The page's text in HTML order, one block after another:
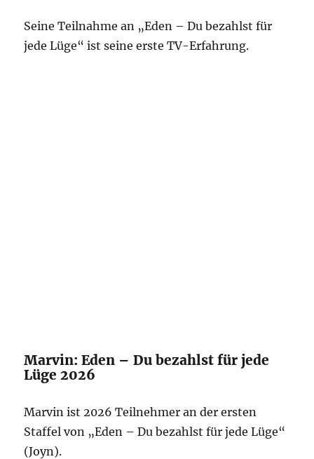
Seine Teilnahme an „Eden – Du bezahlst für
jede Lüge“ ist seine erste TV-Erfahrung.
Marvin: Eden – Du bezahlst für jede
Lüge 2026
Marvin ist 2026 Teilnehmer an der ersten
Staffel von „Eden – Du bezahlst für jede Lüge“
(Joyn).